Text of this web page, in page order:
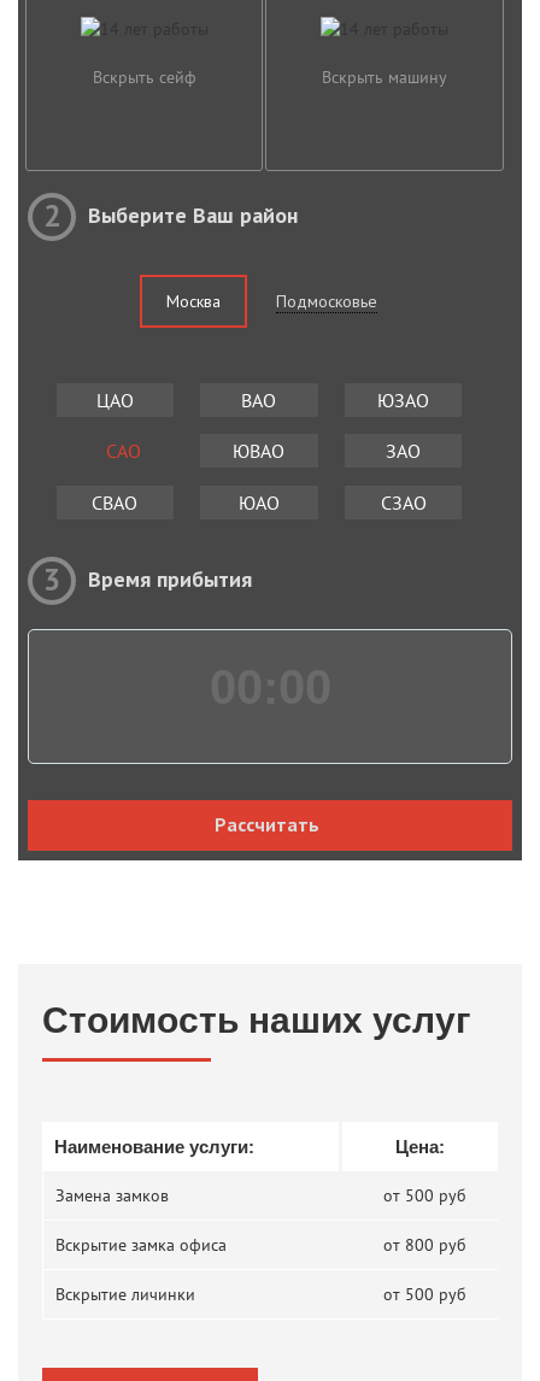
Вскрыть сейф Вскрыть машину
2 Выберите Ваш район
Москва Подмосковье
ЦАО ВАО ЮЗАО
САО ЮВАО ЗАО
СВАО ЮАО СЗАО
3 Время прибытия
Рассчитать
Стоимость наших услуг
Наименование услуги: Цена:
Замена замков от 500 руб
Вскрытие замка офиса от 800 руб
Вскрытие личинки от 500 руб